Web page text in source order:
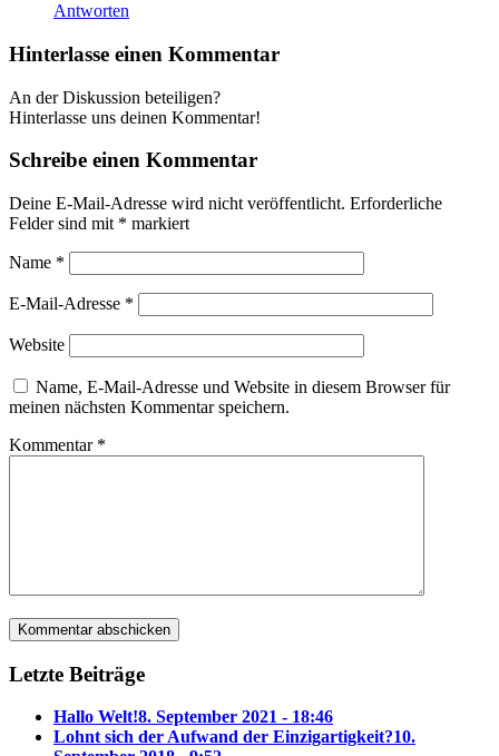
Antworten
Hinterlasse einen Kommentar
An der Diskussion beteiligen?
Hinterlasse uns deinen Kommentar!
Schreibe einen Kommentar
Deine E-Mail-Adresse wird nicht veröffentlicht. Erforderliche
Felder sind mit * markiert
Name *
E-Mail-Adresse *
Website
Name, E-Mail-Adresse und Website in diesem Browser für
meinen nächsten Kommentar speichern.
Kommentar *
Letzte Beiträge
Hallo Welt!8. September 2021 - 18:46
Lohnt sich der Aufwand der Einzigartigkeit?10.